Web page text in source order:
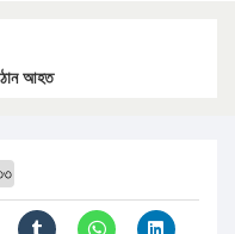
আহত